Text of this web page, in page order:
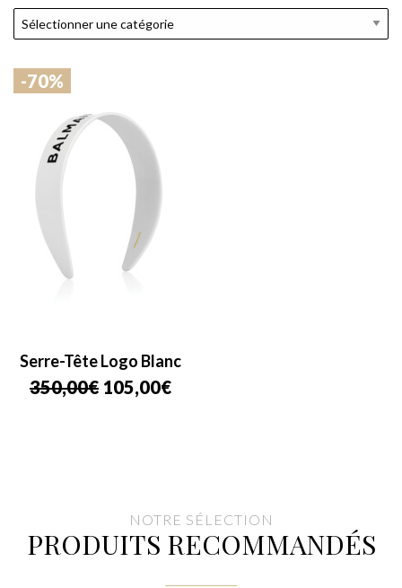
-70%
Serre-Tête Logo Blanc
350,00€ Le
105,00€Le
NOTRE SÉLECTION
PRODUITS RECOMMANDÉS